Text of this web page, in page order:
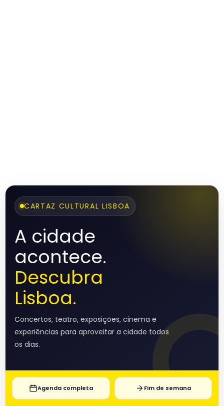
CARTAZ CULTURAL LISBOA
A cidade
acontece.
Descubra
Lisboa.
Concertos, teatro, exposições, cinema e
experiências para aproveitar a cidade todos
os dias.
Agenda completa Fim de semana